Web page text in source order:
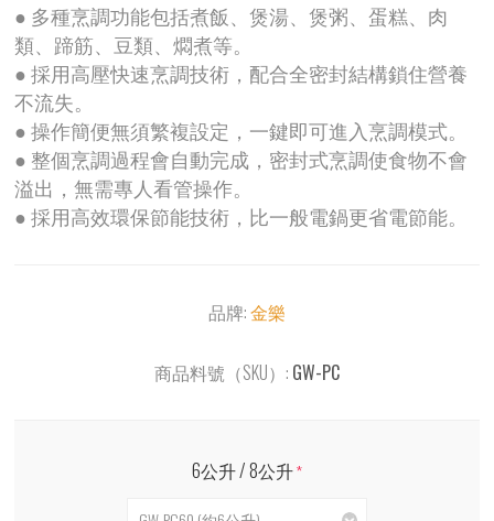
● 多種烹調功能包括煮飯、煲湯、煲粥、蛋糕、肉
類、蹄筋、豆類、燜煮等。
● 採用高壓快速烹調技術，配合全密封結構鎖住營養
不流失。
● 操作簡便無須繁複設定，一鍵即可進入烹調模式。
● 整個烹調過程會自動完成，密封式烹調使食物不會
溢出，無需專人看管操作。
● 採用高效環保節能技術，比一般電鍋更省電節能。
品牌:金樂
商品料號（SKU）: GW-PC
6公升 / 8公升*